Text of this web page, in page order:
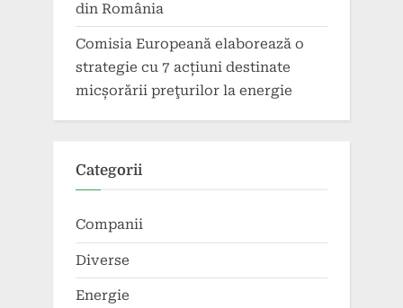
din România
Comisia Europeană elaborează o
strategie cu 7 acțiuni destinate
micșorării preţurilor la energie
Categorii
Companii
Diverse
Energie